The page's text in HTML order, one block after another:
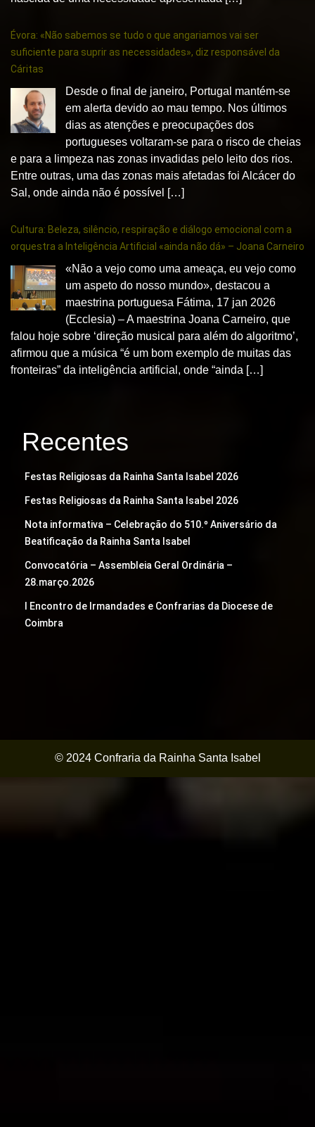
Évora: «Não sabemos se tudo o que angariamos vai ser
suficiente para suprir as necessidades», diz responsável da
Cáritas
Desde o final de janeiro, Portugal mantém-se
em alerta devido ao mau tempo. Nos últimos
dias as atenções e preocupações dos
portugueses voltaram-se para o risco de cheias
e para a limpeza nas zonas invadidas pelo leito dos rios.
Entre outras, uma das zonas mais afetadas foi Alcácer do
Sal, onde ainda não é possível […]
Cultura: Beleza, silêncio, respiração e diálogo emocional com a
orquestra a Inteligência Artificial «ainda não dá» – Joana Carneiro
«Não a vejo como uma ameaça, eu vejo como
um aspeto do nosso mundo», destacou a
maestrina portuguesa Fátima, 17 jan 2026
(Ecclesia) – A maestrina Joana Carneiro, que
falou hoje sobre ‘direção musical para além do algoritmo’,
afirmou que a música “é um bom exemplo de muitas das
fronteiras” da inteligência artificial, onde “ainda […]
Recentes
Festas Religiosas da Rainha Santa Isabel 2026
Festas Religiosas da Rainha Santa Isabel 2026
Nota informativa – Celebração do 510.º Aniversário da
Beatificação da Rainha Santa Isabel
Convocatória – Assembleia Geral Ordinária –
28.março.2026
I Encontro de Irmandades e Confrarias da Diocese de
Coimbra
© 2024 Confraria da Rainha Santa Isabel